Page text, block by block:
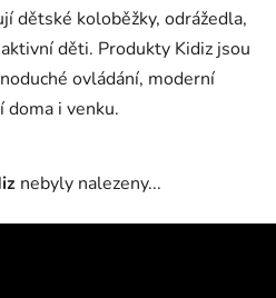
dětské koloběžky, odrážedla,
děti. Produkty Kidiz jsou
ovládání, moderní
doma i venku.
nebyly nalezeny...